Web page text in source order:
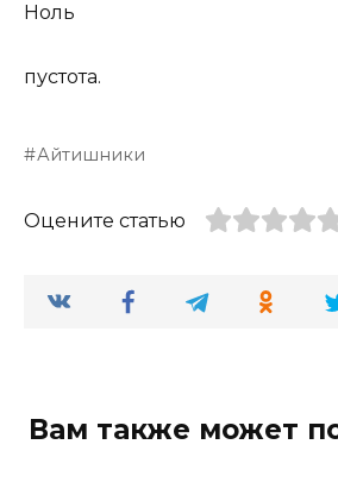
Ноль
пустота.
Айтишники
Оцените статью
Вам также может